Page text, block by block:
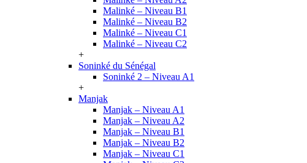
Malinké – Niveau B1
Malinké – Niveau B2
Malinké – Niveau C1
Malinké – Niveau C2
+
Soninké du Sénégal
Soninké 2 – Niveau A1
+
Manjak
Manjak – Niveau A1
Manjak – Niveau A2
Manjak – Niveau B1
Manjak – Niveau B2
Manjak – Niveau C1